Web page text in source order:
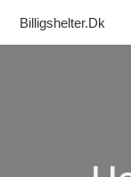
Billigshelter.dk